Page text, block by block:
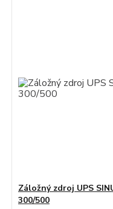
Záložný zdroj UPS
300/500